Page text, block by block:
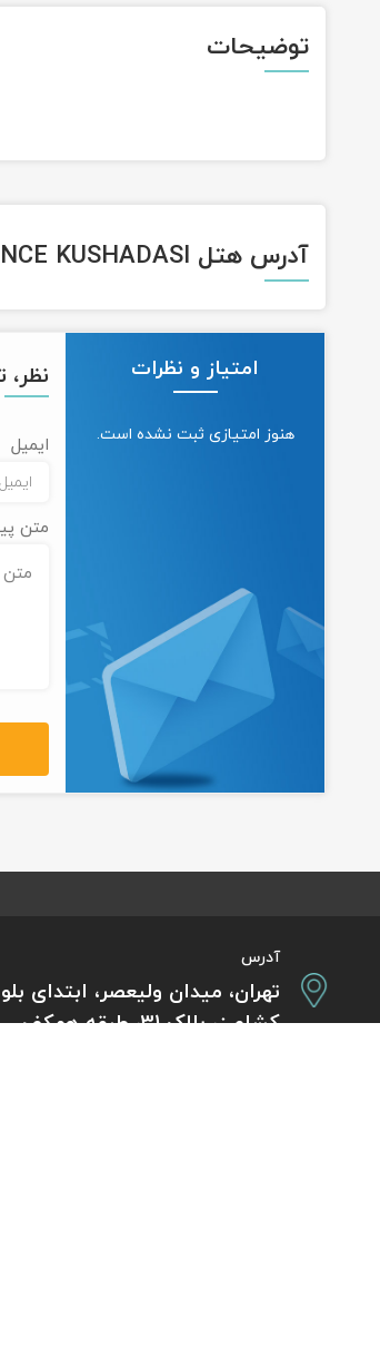
توضیحات
آدرس هتل LAMBIANCE KUSHADASI
امتیاز و نظرات
هنوز امتیازی ثبت نشده است.
نظر،
ایمیل
متن
آدرس
تهران، میدان ولیعصر، ابتدای
کشاورز، پلاک 31، طبقه همکف